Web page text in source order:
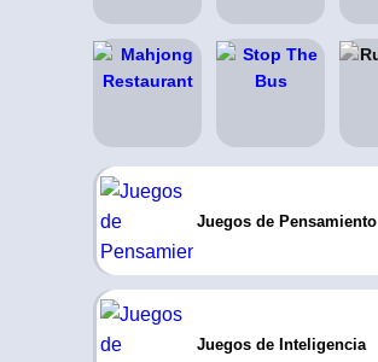
Juegos de Pensamiento
Juegos de Inteligencia